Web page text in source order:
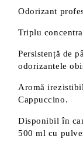
Odorizant
Triplu
Persistență de
odorizantele
Aromă
Cappuccino.
Disponibil în
500 ml cu